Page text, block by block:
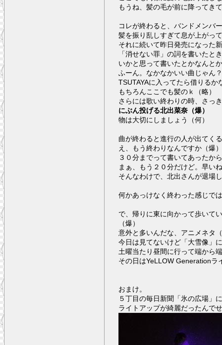
もうね、髪の毛が前に降ってき
コレが終わると、バンドメンバ
髪を振り乱しすぎて息が上がっ
それに続いて昨日発売になった
「消せない罪」の詞を書いた
いかと思って書いたとかなんと
ふーん。なかなかいい曲じゃん
TSUTAYAに入ってたら借りるか
もちろんここでも髪のｋ（略）
さらには歌い終わりの時、さっ
にぶん投げる北出菜奈（爆）
物は大切にしましょう（何）
曲が終わると進行の人が出てく
え、もう終わりなんですか（爆
３０分までって書いてあったか
まぁ、もう２０分だけど。早い
そんなわけで、北出さんが退場
何かあっけなく終わった感じで
で、帰りに東に向かって歩いて
（爆）
意外と多いんだな、アニメネタ
今日は見てないけど「大雪像」
土曜当たり昼間に行って端から
その日はYeLLOW Generationラ
おまけ。
５丁目の毎日新聞「氷の広場」
ライトアップが綺麗だったんで